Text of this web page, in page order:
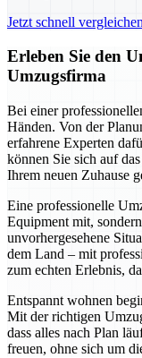
Jetzt schnell vergleichen
Erleben Sie den
Umzugsfirma
Bei einer
Händen. Von der
erfahrene Experten
können Sie sich auf
Ihrem neuen Zuhause
Eine professionelle
Equipment mit,
unvorhergesehene
dem Land – mit
zum echten Erlebnis,
Entspannt wohnen
Mit der richtigen
dass alles nach Plan
freuen, ohne sich um